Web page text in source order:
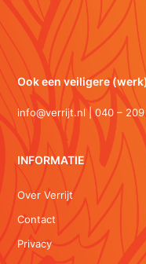
Ook een veiligere
info@verrijt.nl | 040 –
INFORMATIE
Over Verrijt
Contact
Privacy